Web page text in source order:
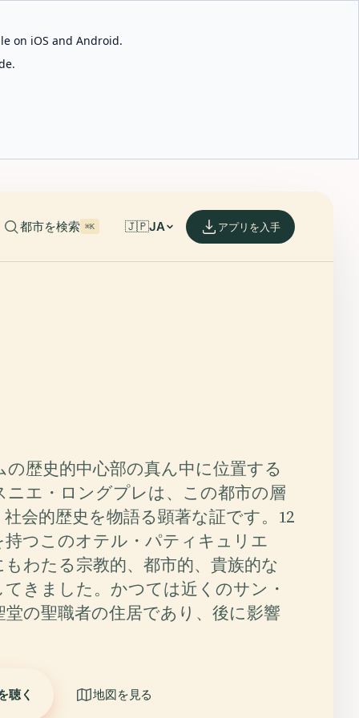
on iOS and Android.
都市を検索 ⌘K 🇯🇵JA アプリを入手
歴史的中心部の真ん中に位置する
ニエ・ロングプレは、この都市の層
会的歴史を物語る顕著な証です。12
持つこのオテル・パティキュリエ
わたる宗教的、都市的、貴族的な
きました。かつては近くのサン・
の聖職者の住居であり、後に影響
聴く 地図を見る